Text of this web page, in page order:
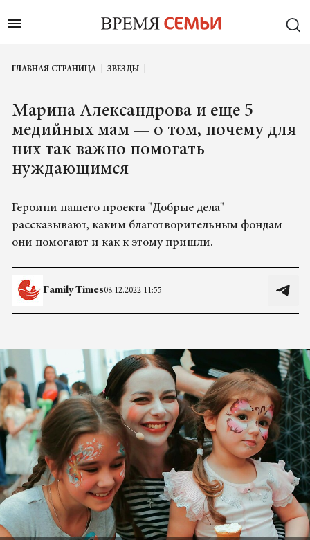
ГЛАВНАЯ СТРАНИЦА ЗВЕЗДЫ
Марина Александрова и еще 5
медийных мам — о том, почему для
них так важно помогать
нуждающимся
Героини нашего проекта "Добрые дела"
рассказывают, каким благотворительным фондам
они помогают и как к этому пришли.
Family Times08.12.2022 11:55